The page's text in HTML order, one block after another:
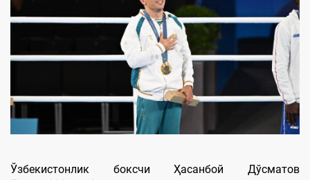
Ўзбекистонлик боксчи Ҳасанбой Дўсматов